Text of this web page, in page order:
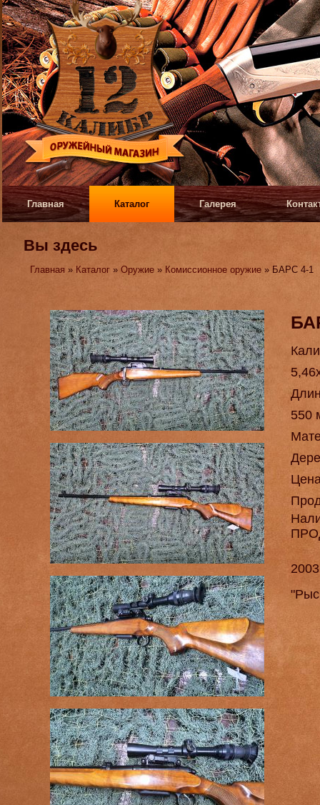
Главная Каталог Галерея
Вы здесь
Главная » Каталог »Оружие » Комиссионное оружие » БАРС 4-1
550